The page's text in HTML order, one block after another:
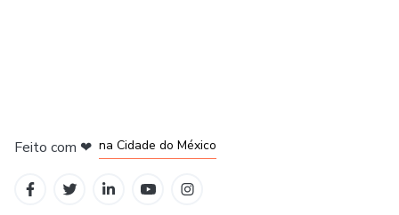
Feito com ❤ na Cidade do México